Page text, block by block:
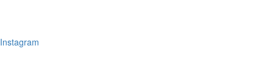
Instagram